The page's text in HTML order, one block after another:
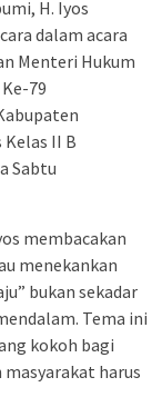
H. Iyos
dalam acara
Menteri Hukum
79
II B
Sabtu
membacakan
menekankan
bukan sekadar
Tema ini
kokoh bagi
masyarakat harus